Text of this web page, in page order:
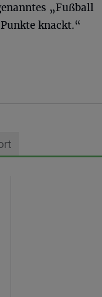
„Fußball
knackt.“